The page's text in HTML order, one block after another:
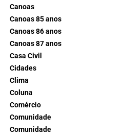
Canoas
Canoas 85 anos
Canoas 86 anos
Canoas 87 anos
Casa Civil
Cidades
Clima
Coluna
Comércio
Comunidade
Comunidade